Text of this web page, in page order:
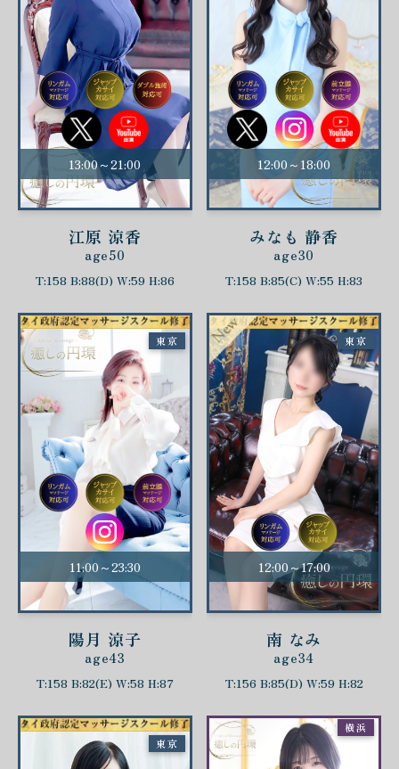
13:00～21:00
江原 涼香
age50
T:158 B:88(D) W:59 H:86
12:00～18:00
みなも 静香
age30
T:158 B:85(C) W:55 H:83
11:00～23:30
陽月 涼子
age43
T:158 B:82(E) W:58 H:87
東京
12:00～17:00
南 なみ
age34
T:156 B:85(D) W:59 H:82
東京
東京
横浜